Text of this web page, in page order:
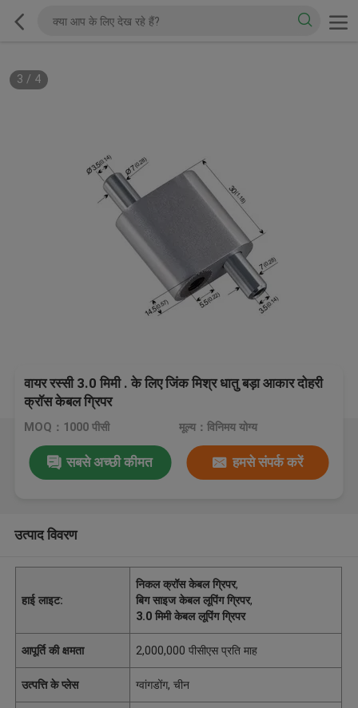
3 / 4
वायर रस्सी 3.0 मिमी . के लिए जिंक मिश्र धातु बड़ा आकार दोहरी
क्रॉस केबल ग्रिपर
MOQ：1000 पीसी मूल्य：विनिमय योग्य
सबसे अच्छी कीमत हमसे संपर्क करें
उत्पाद विवरण
हाई लाइट:
निकल क्रॉस केबल ग्रिपर,
बिग साइज केबल लूपिंग ग्रिपर,
3.0 मिमी केबल लूपिंग ग्रिपर
आपूर्ति की क्षमता 2,000,000 पीसीएस प्रति माह
उत्पत्ति के प्लेस ग्वांगडोंग, चीन